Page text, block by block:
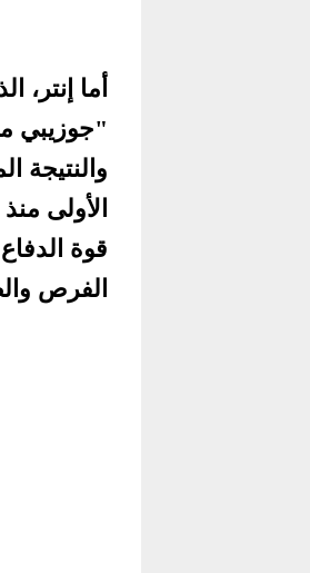
أما
"جوزيبي
والنتيجة
قوة
الفرص